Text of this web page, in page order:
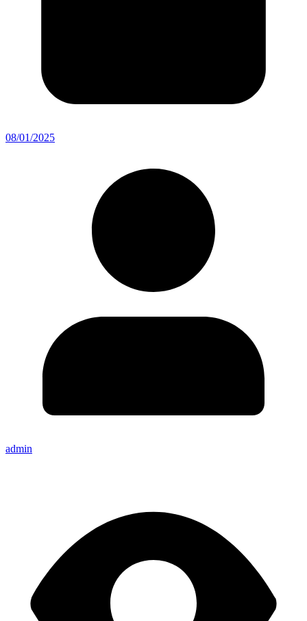
08/01/2025
admin